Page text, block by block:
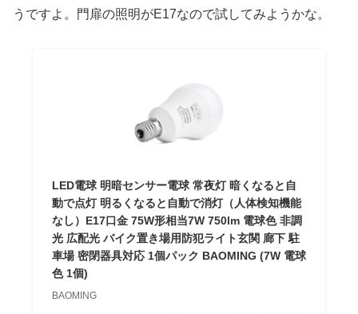
うですよ。門扉の照明がE17なので試してみようかな。
LED電球 明暗センサー電球 常夜灯 暗くなると自
動で点灯 明るくなると自動で消灯（人体検知機能
なし）E17口金 75W形相当7W 750lm 電球色 非調
光 広配光 バイク置き場用防犯ライト玄関 廊下 駐
車場 密閉器具対応 1個パック BAOMING (7W 電球
色 1個)
BAOMING